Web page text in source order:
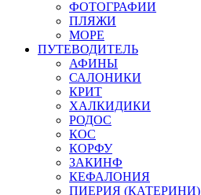
ФОТОГРАФИИ
ПЛЯЖИ
МОРЕ
ПУТЕВОДИТЕЛЬ
АФИНЫ
САЛОНИКИ
КРИТ
ХАЛКИДИКИ
РОДОС
КОС
КОРФУ
ЗАКИНФ
КЕФАЛОНИЯ
ПИЕРИЯ (КАТЕРИНИ)